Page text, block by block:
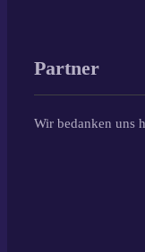
Partner
Wir bedanken uns